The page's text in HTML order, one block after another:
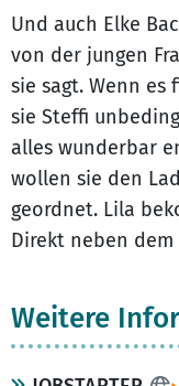
Und auch Elke
von der jungen
sie sagt. Wenn
sie Steffi
alles wunderbar
wollen sie den
geordnet. Lila
Direkt neben dem
Weitere